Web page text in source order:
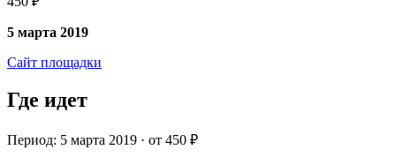
5 марта 2019
Сайт площадки
Где идет
Период: 5 марта 2019 · от 450 ₽